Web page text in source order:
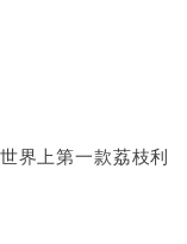
界上第一款荔枝利